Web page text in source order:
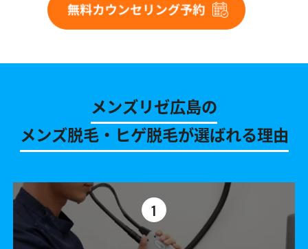
メンズリゼ広島の
メンズ脱毛・ヒゲ脱毛が選ばれる理由
1